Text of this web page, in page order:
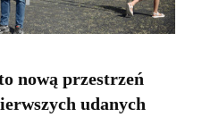
nową przestrzeń
udanych